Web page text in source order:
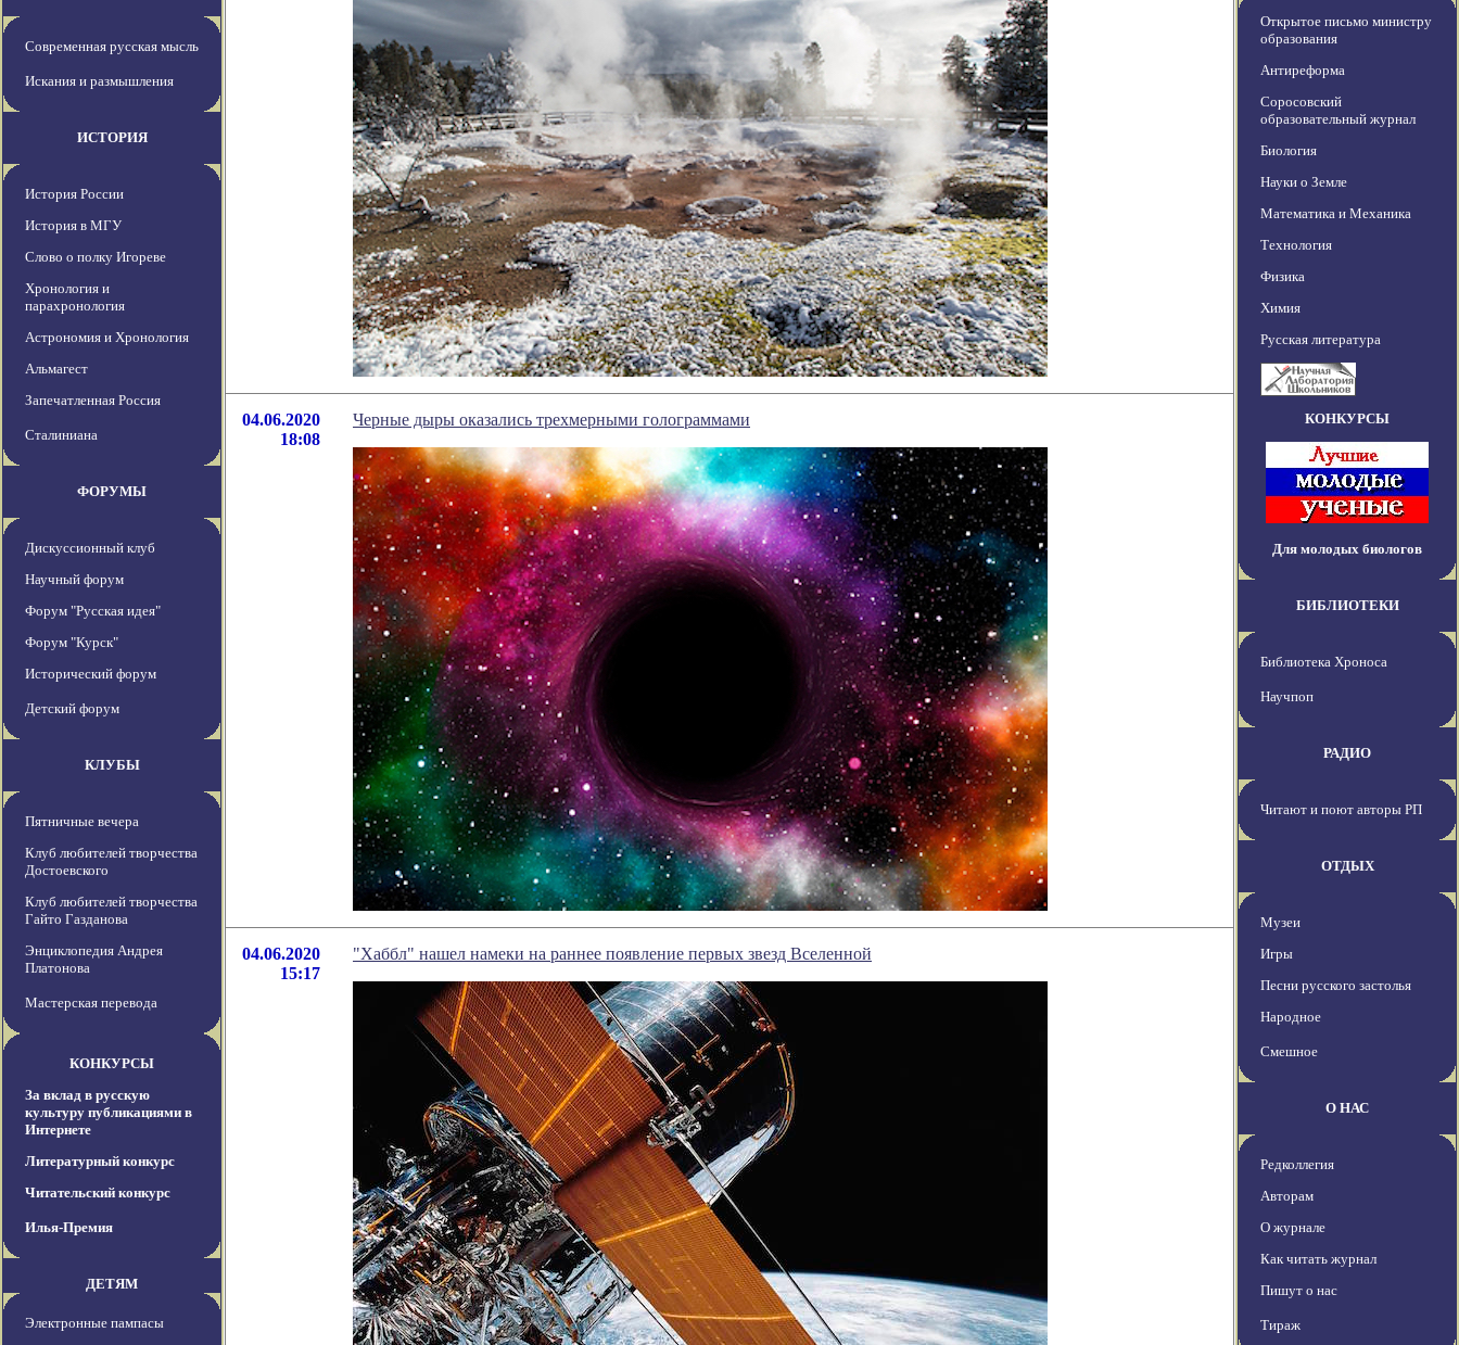
Современная русская мысль
Искания и размышления
ИСТОРИЯ
История России
История в МГУ
Слово о полку Игореве
Хронология и
парахронология
Астрономия и Хронология
Альмагест
Запечатленная Россия
Сталиниана
ФОРУМЫ
Дискуссионный клуб
Научный форум
Форум "Русская идея"
Форум "Курск"
Исторический форум
Детский форум
КЛУБЫ
Пятничные вечера
Клуб любителей творчества
Достоевского
Клуб любителей творчества
Гайто Газданова
Энциклопедия Андрея
Платонова
Мастерская перевода
КОНКУРСЫ
За вклад в русскую
культуру публикациями в
Интернете
Литературный конкурс
Читательский конкурс
Илья-Премия
ДЕТЯМ
Электронные пампасы
04.06.2020
18:08
Черные дыры оказались трехмерными голограммами
04.06.2020
15:17
"Хаббл" нашел намеки на раннее появление первых звезд Вселенной
Открытое письмо министру
образования
Антиреформа
Соросовский
образовательный журнал
Биология
Науки о Земле
Математика и Механика
Технология
Физика
Химия
Русская литература
КОНКУРСЫ
Для молодых биологов
БИБЛИОТЕКИ
Библиотека Хроноса
Научпоп
РАДИО
Читают и поют авторы РП
ОТДЫХ
Музеи
Игры
Песни русского застолья
Народное
Смешное
О НАС
Редколлегия
Авторам
О журнале
Как читать журнал
Пишут о нас
Тираж